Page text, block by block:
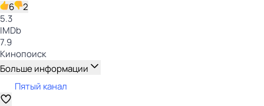
6
2
5.3
IMDb
7.9
Кинопоиск
Больше информации
Пятый канал